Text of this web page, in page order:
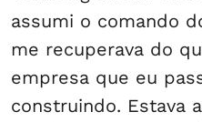
assumi o comando
me recuperava do
empresa que eu
construindo. Estava